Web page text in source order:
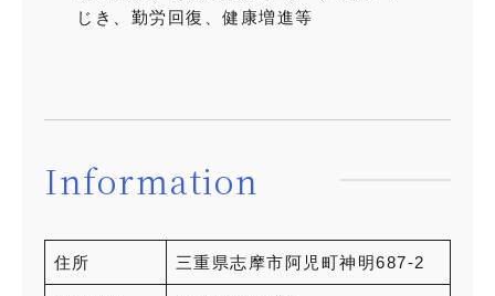
じき、勤労回復、健康増進等
Information
住所 三重県志摩市阿児町神明687-2